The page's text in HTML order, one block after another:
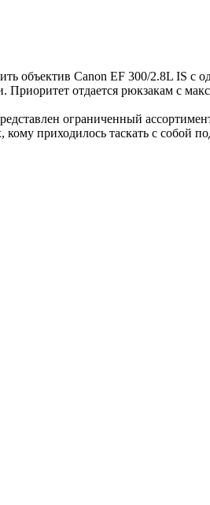
объектив Canon EF 300/2.8L IS с
Приоритет отдается рюкзакам с
ограниченный
приходилось таскать с собой